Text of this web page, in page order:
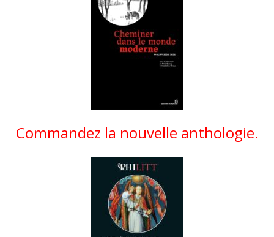
Commandez la nouvelle anthologie.